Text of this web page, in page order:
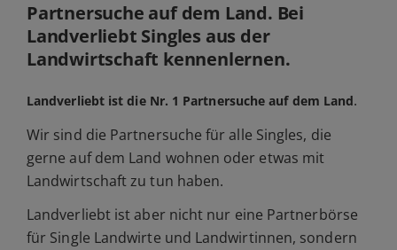
Partnersuche auf dem Land. Bei
Landverliebt Singles aus der
Landwirtschaft kennenlernen.
Landverliebt ist die Nr. 1 Partnersuche auf dem Land.
Wir sind die Partnersuche für alle Singles, die
gerne auf dem Land wohnen oder etwas mit
Landwirtschaft zu tun haben.
Landverliebt ist aber nicht nur eine Partnerbörse
für Single Landwirte und Landwirtinnen, sondern